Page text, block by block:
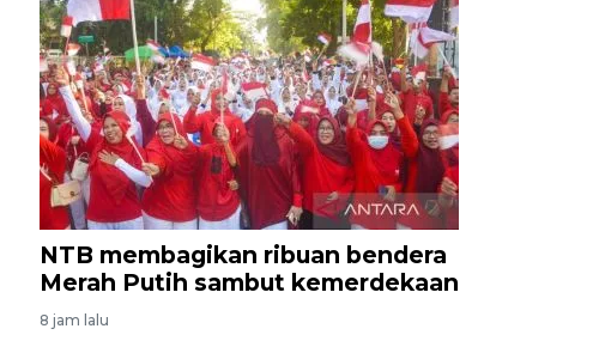
NTB membagikan ribuan bendera
Merah Putih sambut kemerdekaan
8 jam lalu